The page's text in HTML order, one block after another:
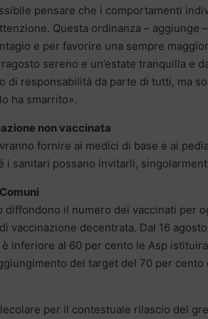
pensare che i comportamenti
Questa ordinanza –
e per favorire una sempre
sereno e un’estate tranquilla e
di responsabilità da parte di tutti, ma
ha smarrito».
non vaccinata
fornire ai medici di base e ai
i sanitari possano invitarli,
diffondono il numero dei vaccinati per
vaccinazione decentrata. Dal 16
inferiore al 60 per cento le Asp
del target del 70 per
per il contestuale rilascio del